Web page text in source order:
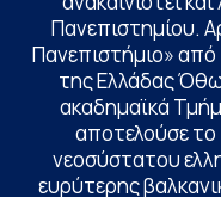
Πανεπιστημίου.
Πανεπιστήμιο»
της Ελλάδας
ακαδημαϊκά
αποτελούσε
νεοσύστατου
ευρύτερης